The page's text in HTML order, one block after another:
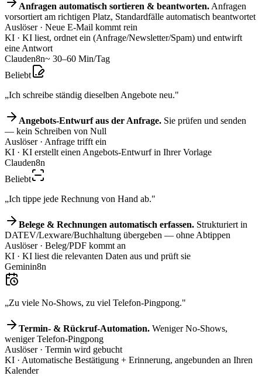
Anfragen automatisch sortieren & beantworten. Anfragen
vorsortiert am richtigen Platz, Standardfälle automatisch beantwortet
Auslöser· Neue E-Mail kommt rein
KI · KI liest, ordnet ein (Anfrage/Newsletter/Spam) und entwirft
eine Antwort
Clauden8n~ 30–60 Min/Tag
Beliebt
„Ich schreibe ständig dieselben Angebote neu."
Angebots-Entwurf aus der Anfrage. Sie prüfen und senden
— kein Schreiben von Null
Auslöser· Anfrage trifft ein
KI · KI erstellt einen Angebots-Entwurf in Ihrer Vorlage
Clauden8n
Beliebt
„Ich tippe jede Rechnung von Hand ab."
Belege & Rechnungen automatisch erfassen. Strukturiert in
DATEV/Lexware/Buchhaltung übergeben — ohne Abtippen
Auslöser· Beleg/PDF kommt an
KI · KI liest die relevanten Daten aus und prüft sie
Geminin8n
„Zu viele No-Shows, zu viel Telefon-Pingpong."
Termin- & Rückruf-Automation. Weniger No-Shows,
weniger Telefon-Pingpong
Auslöser· Termin wird gebucht
KI · Automatische Bestätigung + Erinnerung, angebunden an Ihren
Kalender